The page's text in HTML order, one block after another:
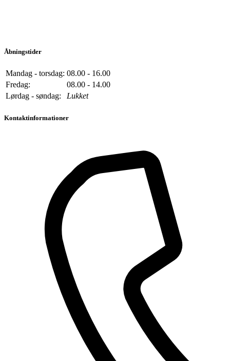
Åbningstider
Mandag - torsdag: 08.00 - 16.00
Fredag:
08.00 - 14.00
Lørdag - søndag:
Lukket
Kontaktinformationer